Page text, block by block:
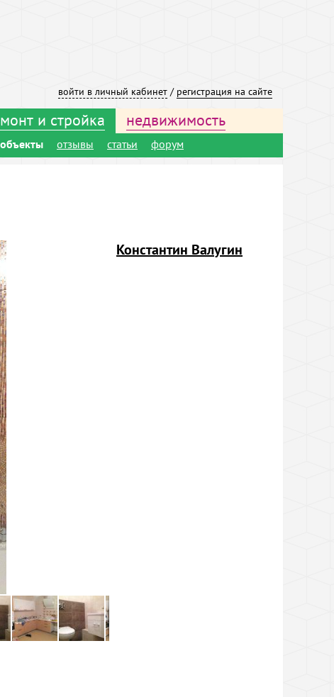
войти в личный кабинет / регистрация на сайте
и стройка недвижимость
отзывы статьи форум
Константин Валугин